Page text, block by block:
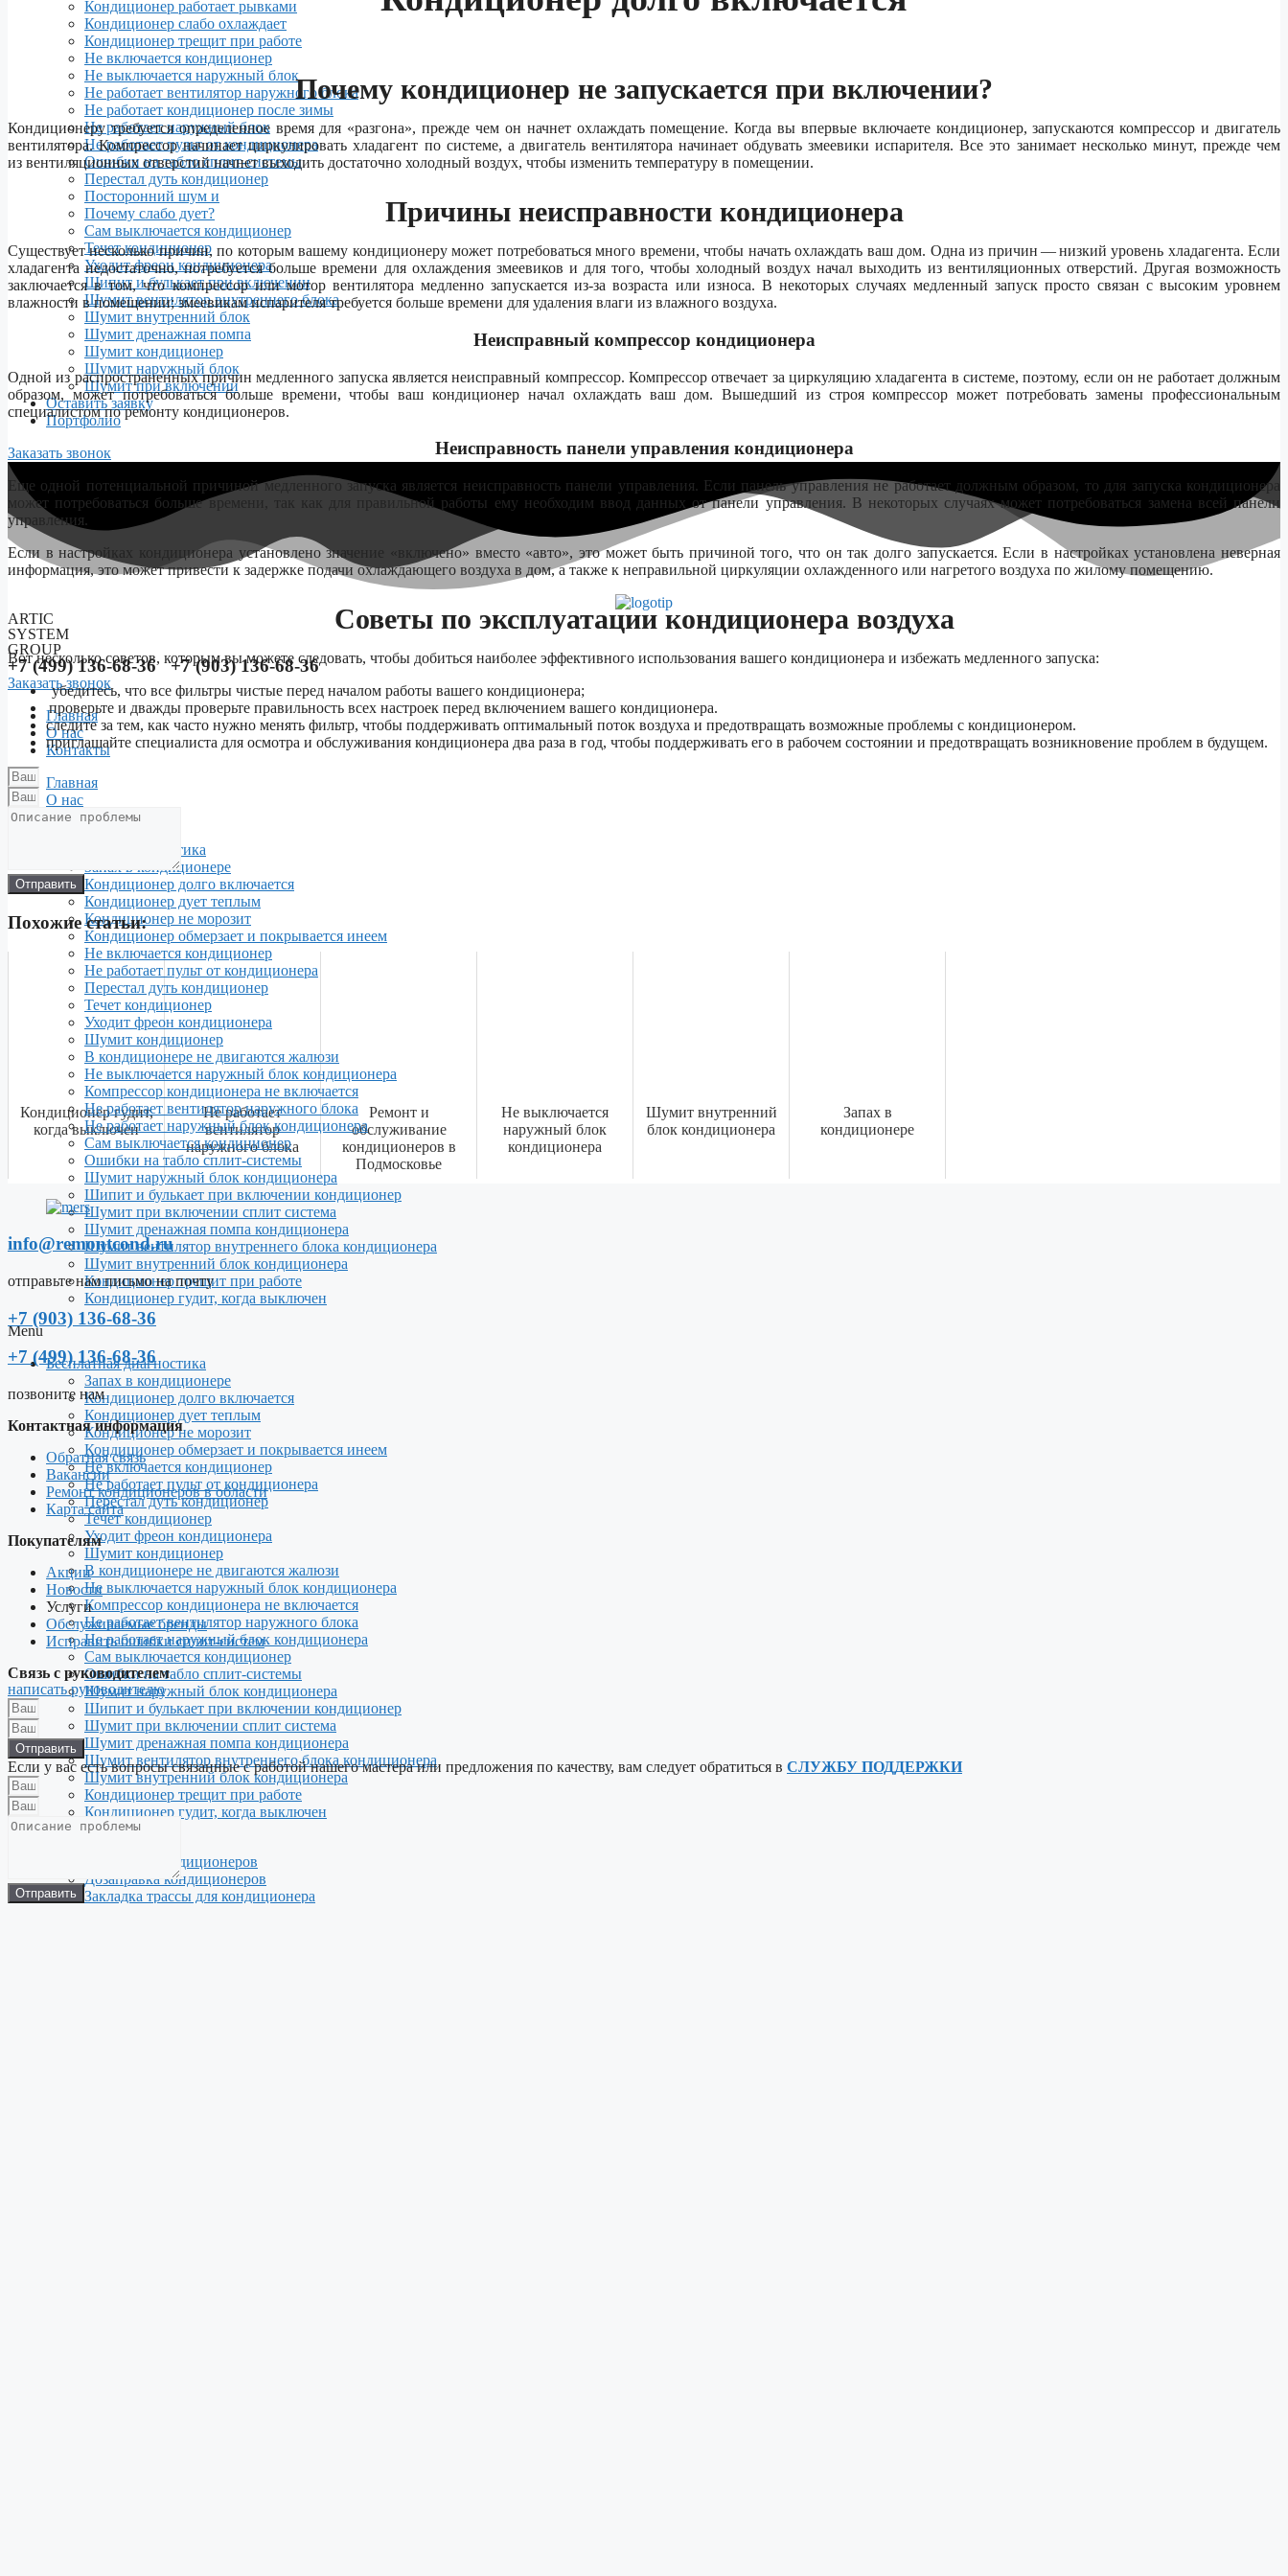
Кондиционер работает рывками
Кондиционер слабо охлаждает
Кондиционер трещит при работе
Не включается кондиционер
Не выключается наружный блок
Не работает вентилятор наружного блока
Не работает кондиционер после зимы
Не работает наружный блок
Не работает пульт от кондиционера
Ошибки на табло сплит-системы
Перестал дуть кондиционер
Посторонний шум и
Почему слабо дует?
Сам выключается кондиционер
Течет кондиционер
Уходит фреон кондиционера
Шипит и булькает при включении
Шумит вентилятор внутреннего блока
Шумит внутренний блок
Шумит дренажная помпа
Шумит кондиционер
Шумит наружный блок
Шумит при включении
Оставить заявку
Портфолио
Заказать звонок
ARTIC
SYSTEM
GROUP
+7 (499) 136-68-36 +7 (903) 136-68-36
Заказать звонок
Главная
О нас
Контакты
Menu
Главная
О нас
Контакты
Бесплатная диагностика
Запах в кондиционере
Кондиционер долго включается
Кондиционер дует теплым
Кондиционер не морозит
Кондиционер обмерзает и покрывается инеем
Не включается кондиционер
Не работает пульт от кондиционера
Перестал дуть кондиционер
Течет кондиционер
Уходит фреон кондиционера
Шумит кондиционер
В кондиционере не двигаются жалюзи
Не выключается наружный блок кондиционера
Компрессор кондиционера не включается
Не работает вентилятор наружного блока
Не работает наружный блок кондиционера
Сам выключается кондиционер
Ошибки на табло сплит-системы
Шумит наружный блок кондиционера
Шипит и булькает при включении кондиционер
Шумит при включении сплит система
Шумит дренажная помпа кондиционера
Шумит вентилятор внутреннего блока кондиционера
Шумит внутренний блок кондиционера
Кондиционер трещит при работе
Кондиционер гудит, когда выключен
Menu
Бесплатная диагностика
Запах в кондиционере
Кондиционер долго включается
Кондиционер дует теплым
Кондиционер не морозит
Кондиционер обмерзает и покрывается инеем
Не включается кондиционер
Не работает пульт от кондиционера
Перестал дуть кондиционер
Течет кондиционер
Уходит фреон кондиционера
Шумит кондиционер
В кондиционере не двигаются жалюзи
Не выключается наружный блок кондиционера
Компрессор кондиционера не включается
Не работает вентилятор наружного блока
Не работает наружный блок кондиционера
Сам выключается кондиционер
Ошибки на табло сплит-системы
Шумит наружный блок кондиционера
Шипит и булькает при включении кондиционер
Шумит при включении сплит система
Шумит дренажная помпа кондиционера
Шумит вентилятор внутреннего блока кондиционера
Шумит внутренний блок кондиционера
Кондиционер трещит при работе
Кондиционер гудит, когда выключен
Демонтаж кондиционеров
Дозаправка кондиционеров
Закладка трассы для кондиционера
Почему кондиционер не запускается при включении?
Кондиционеру требуется определенное время для «разгона», прежде чем он начнет охлаждать помещение. Когда вы впервые включаете кондиционер, запускаются компрессор и двигатель
вентилятора. Компрессор начинает циркулировать хладагент по системе, а двигатель вентилятора начинает обдувать змеевики испарителя. Все это занимает несколько минут, прежде чем
из вентиляционных отверстий начнет выходить достаточно холодный воздух, чтобы изменить температуру в помещении.
Причины неисправности кондиционера
Существует несколько причин, по которым вашему кондиционеру может потребоваться много времени, чтобы начать охлаждать ваш дом. Одна из причин — низкий уровень хладагента. Если
хладагента недостаточно, потребуется больше времени для охлаждения змеевиков и для того, чтобы холодный воздух начал выходить из вентиляционных отверстий. Другая возможность
заключается в том, что компрессор или мотор вентилятора медленно запускается из-за возраста или износа. В некоторых случаях медленный запуск просто связан с высоким уровнем
влажности в помещении; змеевикам испарителя требуется больше времени для удаления влаги из влажного воздуха.
Неисправный компрессор кондиционера
Одной из распространенных причин медленного запуска является неисправный компрессор. Компрессор отвечает за циркуляцию хладагента в системе, поэтому, если он не работает должным
образом, может потребоваться больше времени, чтобы ваш кондиционер начал охлаждать ваш дом. Вышедший из строя компрессор может потребовать замены профессиональным
специалистом по ремонту кондиционеров.
Неисправность панели управления кондиционера
Еще одной потенциальной причиной медленного запуска является неисправность панели управления. Если панель управления не работает должным образом, то для запуска кондиционера
может потребоваться больше времени, так как для правильной работы ему необходим ввод данных от панели управления. В некоторых случаях может потребоваться замена всей панели
управления.
Если в настройках кондиционера установлено значение «включено» вместо «авто», это может быть причиной того, что он так долго запускается. Если в настройках установлена неверная
информация, это может привести к задержке подачи охлаждающего воздуха в дом, а также к неправильной циркуляции охлажденного или нагретого воздуха по жилому помещению.
Советы по эксплуатации кондиционера воздуха
Вот несколько советов, которым вы можете следовать, чтобы добиться наиболее эффективного использования вашего кондиционера и избежать медленного запуска:
убедитесь, что все фильтры чистые перед началом работы вашего кондиционера;
проверьте и дважды проверьте правильность всех настроек перед включением вашего кондиционера.
следите за тем, как часто нужно менять фильтр, чтобы поддерживать оптимальный поток воздуха и предотвращать возможные проблемы с кондиционером.
приглашайте специалиста для осмотра и обслуживания кондиционера два раза в год, чтобы поддерживать его в рабочем состоянии и предотвращать возникновение проблем в будущем.
Отправить
Похожие статьи:
Кондиционер гудит,
когда выключен
Не работает
вентилятор
наружного блока
Ремонт и
обслуживание
кондиционеров в
Подмосковье
Не выключается
наружный блок
кондиционера
Шумит внутренний
блок кондиционера
Запах в
кондиционере
info@remontcond.ru
отправьте нам письмо на почту
+7 (903) 136-68-36
+7 (499) 136-68-36
позвоните нам
Контактная информация
Обратная связь
Вакансии
Ремонт кондиционеров в области
Карта сайта
Покупателям
Акции
Новости
Услуги
Обслуживаемые бренды
Исправить ошибки сплит-систем
Связь с руководителем
написать руководителю
Отправить
Если у вас есть вопросы связанные с работой нашего мастера или предложения по качеству, вам следует обратиться в СЛУЖБУ ПОДДЕРЖКИ
Отправить